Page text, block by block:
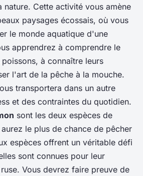
nature. Cette activité vous amène
paysages écossais, où vous
le monde aquatique d'une
apprendrez à comprendre le
à connaître leurs
l'art de la pêche à la mouche.
transportera dans un autre
et des contraintes du quotidien.
sont les deux espèces de
le plus de chance de pêcher
espèces offrent un véritable défi
sont connues pour leur
Vous devrez faire preuve de